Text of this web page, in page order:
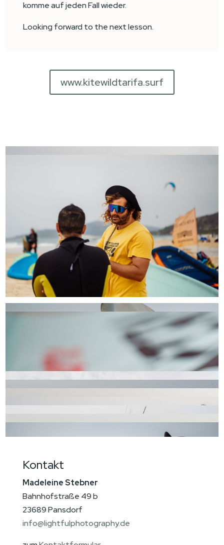
komme auf jeden Fall wieder.
Looking forward to the next lesson.
www.kitewildtarifa.surf
Kontakt
Madeleine Stebner
Bahnhofstraße 49 b
23689 Pansdorf
info@lightfulphotography.de